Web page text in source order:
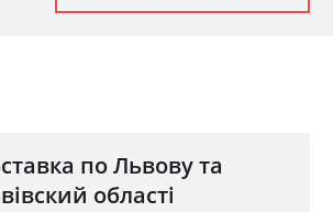
по Львову та
області